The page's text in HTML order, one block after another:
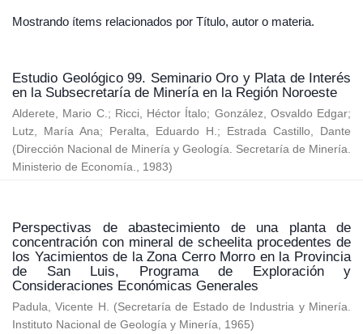
Mostrando ítems relacionados por Título, autor o materia.
Estudio Geológico 99. Seminario Oro y Plata de Interés
en la Subsecretaría de Minería en la Región Noroeste
Alderete, Mario C.; Ricci, Héctor Ítalo; González, Osvaldo Edgar;
Lutz, María Ana; Peralta, Eduardo H.;
Estrada Castillo, Dante
(Dirección Nacional de Minería y Geología. Secretaría de Minería.
Ministerio de Economía., 1983)
Perspectivas de abastecimiento de una planta de
concentración con mineral de scheelita procedentes de
los Yacimientos de la Zona Cerro Morro en la Provincia
de San Luis, Programa de Exploración y
Consideraciones Económicas Generales
Padula, Vicente H. (Secretaría de Estado de Industria y Minería.
Instituto Nacional de Geología y Minería, 1965)